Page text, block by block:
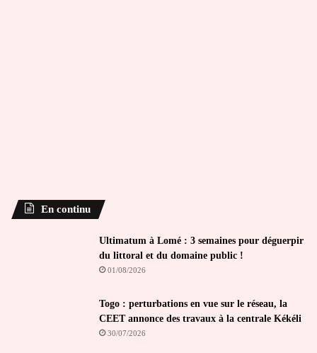
En continu
Ultimatum à Lomé : 3 semaines pour déguerpir
du littoral et du domaine public !
01/08/2026
Togo : perturbations en vue sur le réseau, la
CEET annonce des travaux à la centrale Kékéli
30/07/2026